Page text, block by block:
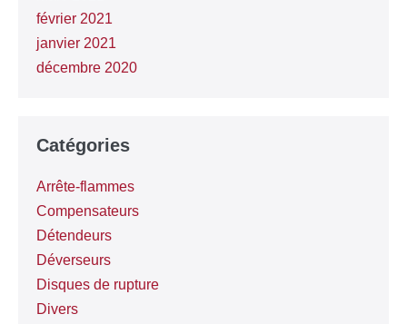
février 2021
janvier 2021
décembre 2020
Catégories
Arrête-flammes
Compensateurs
Détendeurs
Déverseurs
Disques de rupture
Divers